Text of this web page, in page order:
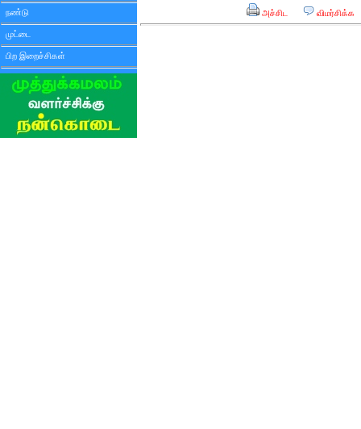
நண்டு
முட்டை
பிற இறைச்சிகள்
அச்சிட விமர்சிக்க